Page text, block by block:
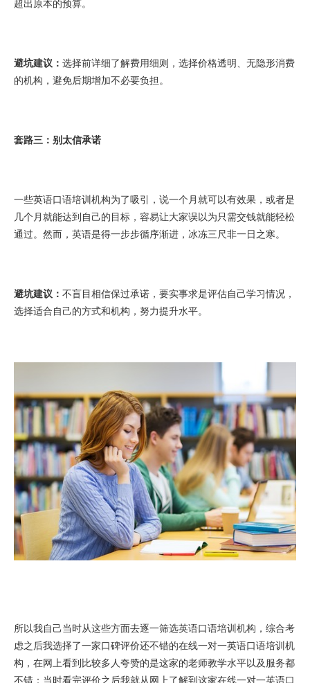
超出原本的预算。
避坑建议： 选择前详细了解费用细则，选择价格透明、无隐形消费
的机构，避免后期增加不必要负担。
套路三：别太信承诺
一些英语口语培训机构为了吸引，说一个月就可以有效果，或者是
几个月就能达到自己的目标，容易让大家误以为只需交钱就能轻松
通过。然而，英语是得一步步循序渐进，冰冻三尺非一日之寒。
避坑建议： 不盲目相信保过承诺，要实事求是评估自己学习情况，
选择适合自己的方式和机构，努力提升水平。
所以我自己当时从这些方面去逐一筛选英语口语培训机构，综合考
虑之后我选择了一家口碑评价还不错的在线一对一英语口语培训机
构，在网上看到比较多人夸赞的是这家的老师教学水平以及服务都
不错：当时看完评价之后我就从网上了解到这家在线一对一英语口